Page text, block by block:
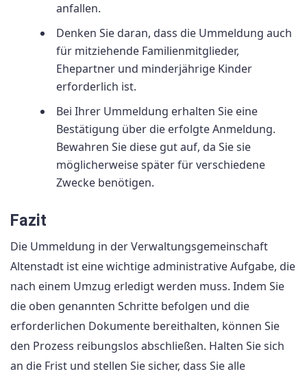
anfallen.
Denken Sie daran, dass die Ummeldung auch
für mitziehende Familienmitglieder,
Ehepartner und minderjährige Kinder
erforderlich ist.
Bei Ihrer Ummeldung erhalten Sie eine
Bestätigung über die erfolgte Anmeldung.
Bewahren Sie diese gut auf, da Sie sie
möglicherweise später für verschiedene
Zwecke benötigen.
Fazit
Die Ummeldung in der Verwaltungsgemeinschaft
Altenstadt ist eine wichtige administrative Aufgabe, die
nach einem Umzug erledigt werden muss. Indem Sie
die oben genannten Schritte befolgen und die
erforderlichen Dokumente bereithalten, können Sie
den Prozess reibungslos abschließen. Halten Sie sich
an die Frist und stellen Sie sicher, dass Sie alle